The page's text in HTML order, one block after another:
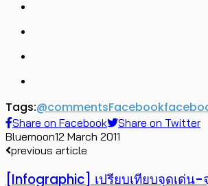
Tags:@commentsFacebook
Share on Facebook
Share on Twitter
Bluemoon12 March 2011
previous article
[Infographic] เปรียบเทียบจุดเด่น-